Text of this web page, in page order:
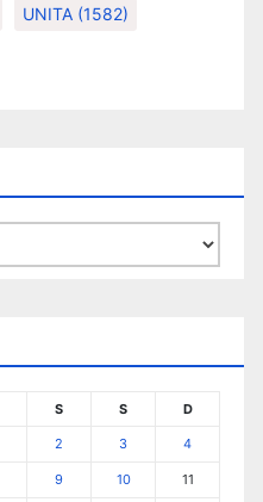
UNITA (1582)
S S D
2 3 4
9 10 11